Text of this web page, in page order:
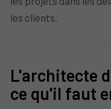
les clients.
L'architecte
ce qu'il faut